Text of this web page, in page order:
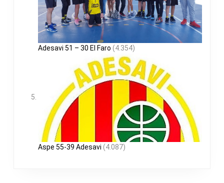
Adesavi 51 – 30 El Faro (4.354)
Aspe 55-39 Adesavi (4.087)